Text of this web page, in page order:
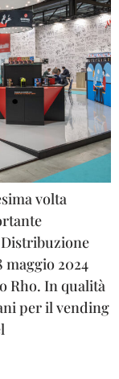
volta
maggio 2024
Rho. In qualità
per il vending